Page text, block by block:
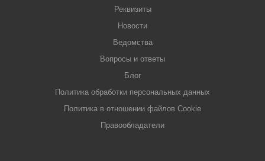
Реквизиты
Новости
Ведомства
Вопросы и ответы
Блог
Политика обработки персональных данных
Политика в отношении файлов Cookie
Правообладатели